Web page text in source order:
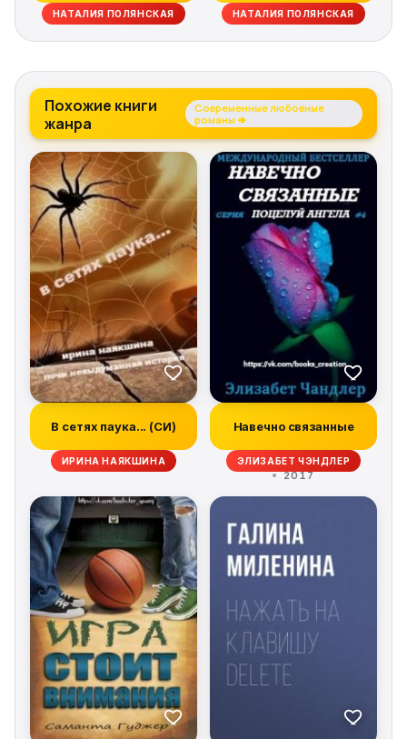
НАТАЛИЯ ПОЛЯНСКАЯ НАТАЛИЯ ПОЛЯНСКАЯ
Похожие книги
жанра
Современные любовные
романы →
В сетях паука... (СИ)
ИРИНА НАЯКШИНА
Навечно связанные
ЭЛИЗАБЕТ ЧЭНДЛЕР
2017